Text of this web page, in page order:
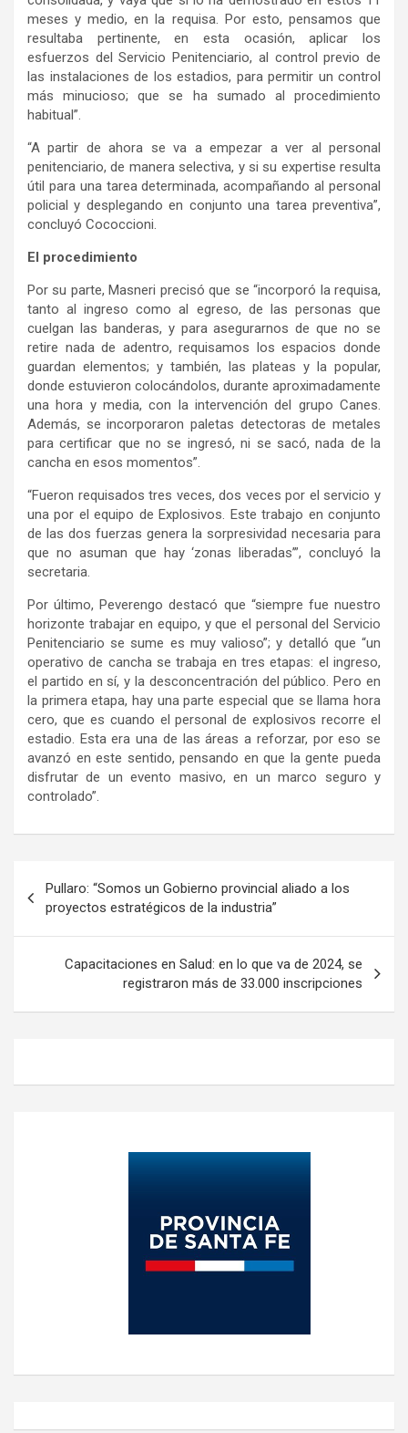
meses y medio, en la requisa. Por esto, pensamos que
resultaba pertinente, en esta ocasión, aplicar los
esfuerzos del Servicio Penitenciario, al control previo de
las instalaciones de los estadios, para permitir un control
más minucioso; que se ha sumado al procedimiento
habitual”.
“A partir de ahora se va a empezar a ver al personal
penitenciario, de manera selectiva, y si su expertise resulta
útil para una tarea determinada, acompañando al personal
policial y desplegando en conjunto una tarea preventiva”,
concluyó Cococcioni.
El procedimiento
Por su parte, Masneri precisó que se “incorporó la requisa,
tanto al ingreso como al egreso, de las personas que
cuelgan las banderas, y para asegurarnos de que no se
retire nada de adentro, requisamos los espacios donde
guardan elementos; y también, las plateas y la popular,
donde estuvieron colocándolos, durante aproximadamente
una hora y media, con la intervención del grupo Canes.
Además, se incorporaron paletas detectoras de metales
para certificar que no se ingresó, ni se sacó, nada de la
cancha en esos momentos”.
“Fueron requisados tres veces, dos veces por el servicio y
una por el equipo de Explosivos. Este trabajo en conjunto
de las dos fuerzas genera la sorpresividad necesaria para
que no asuman que hay ‘zonas liberadas’”, concluyó la
secretaria.
Por último, Peverengo destacó que “siempre fue nuestro
horizonte trabajar en equipo, y que el personal del Servicio
Penitenciario se sume es muy valioso”; y detalló que “un
operativo de cancha se trabaja en tres etapas: el ingreso,
el partido en sí, y la desconcentración del público. Pero en
la primera etapa, hay una parte especial que se llama hora
cero, que es cuando el personal de explosivos recorre el
estadio. Esta era una de las áreas a reforzar, por eso se
avanzó en este sentido, pensando en que la gente pueda
disfrutar de un evento masivo, en un marco seguro y
controlado”.
de
entradas
Pullaro: “Somos un Gobierno provincial aliado a los
proyectos estratégicos de la industria”
Capacitaciones en Salud: en lo que va de 2024, se
registraron más de 33.000 inscripciones